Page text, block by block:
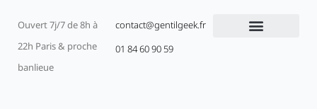
Ouvert 7j/7 de 8h à
22h Paris & proche
banlieue
contact@gentilgeek.fr
01 84 60 90 59